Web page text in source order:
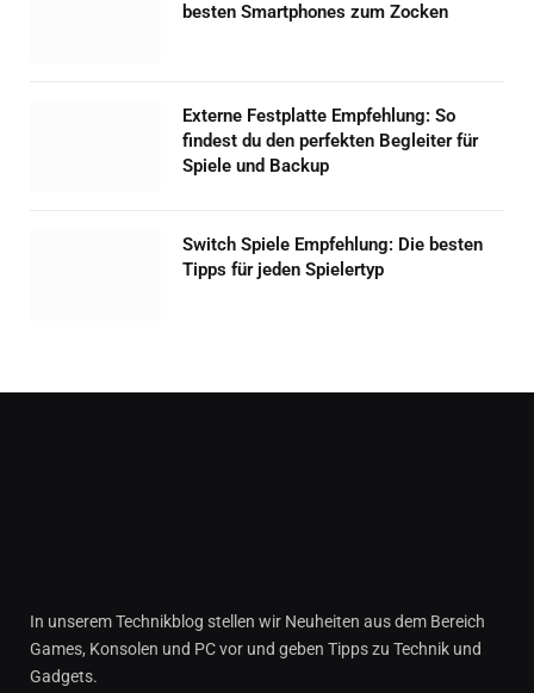
besten Smartphones zum Zocken
Externe Festplatte Empfehlung: So
findest du den perfekten Begleiter für
Spiele und Backup
Switch Spiele Empfehlung: Die besten
Tipps für jeden Spielertyp
In unserem Technikblog stellen wir Neuheiten aus dem Bereich
Games, Konsolen und PC vor und geben Tipps zu Technik und
Gadgets.